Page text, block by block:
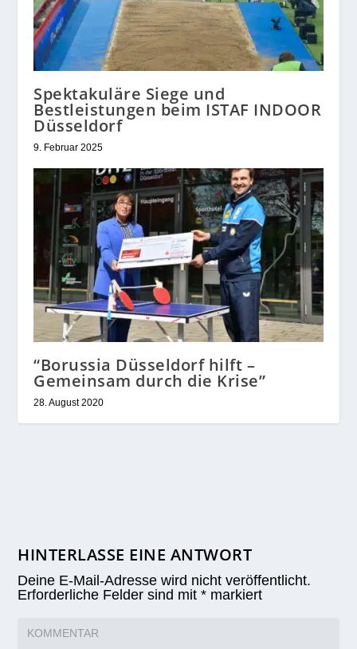
Spektakuläre Siege und
Bestleistungen beim ISTAF INDOOR
Düsseldorf
9. Februar 2025
“Borussia Düsseldorf hilft –
Gemeinsam durch die Krise”
28. August 2020
HINTERLASSE EINE ANTWORT
Deine E-Mail-Adresse wird nicht veröffentlicht.
Erforderliche Felder sind mit* markiert